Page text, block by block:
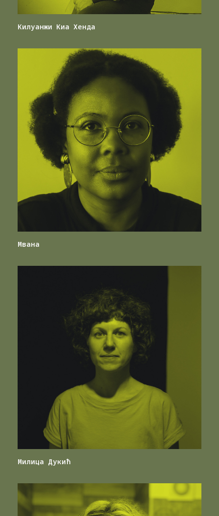
Килуанжи Киа Хенда
Мвана
Милица Дукић